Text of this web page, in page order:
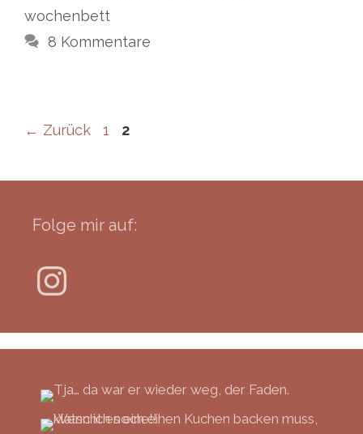
wochenbett
8 Kommentare
← Zurück Seite
1 Seite
2
Folge mir auf:
Instagram